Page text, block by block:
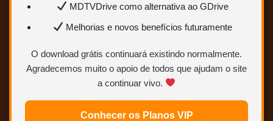
MDTVDrive como alternativa ao GDrive
Melhorias e novos benefícios futuramente
O download grátis continuará existindo normalmente.
Agradecemos muito o apoio de todos que ajudam o site
a continuar vivo.
Conhecer os Planos VIP